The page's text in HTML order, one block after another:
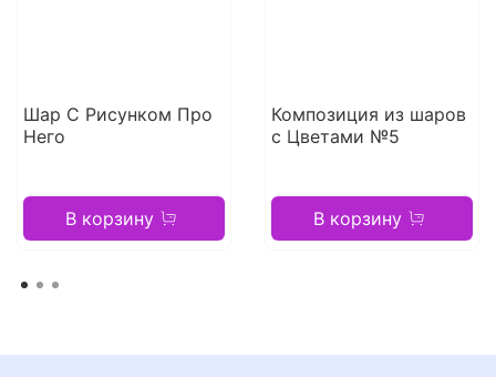
Шар С Рисунком Про
Него
В корзину
Композиция из шаров
с Цветами №5
В корзину